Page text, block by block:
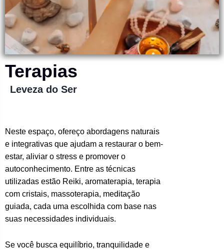
Terapias
Leveza do Ser
Neste espaço, ofereço abordagens naturais
e integrativas que ajudam a restaurar o bem-
estar, aliviar o stress e promover o
autoconhecimento. Entre as técnicas
utilizadas estão Reiki, aromaterapia, terapia
com cristais, massoterapia, meditação
guiada, cada uma escolhida com base nas
suas necessidades individuais.
Se você busca equilíbrio, tranquilidade e